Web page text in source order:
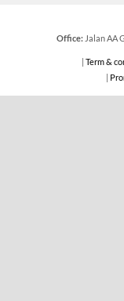
Office: Jalan AA
Term &